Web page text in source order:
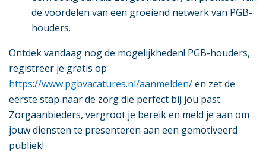
de voordelen van een groeiend netwerk van PGB-
houders.
Ontdek vandaag nog de mogelijkheden! PGB-houders,
registreer je gratis op
https://www.pgbvacatures.nl/aanmelden/en zet de
eerste stap naar de zorg die perfect bij jou past.
Zorgaanbieders, vergroot je bereik en meld je aan om
jouw diensten te presenteren aan een gemotiveerd
publiek!